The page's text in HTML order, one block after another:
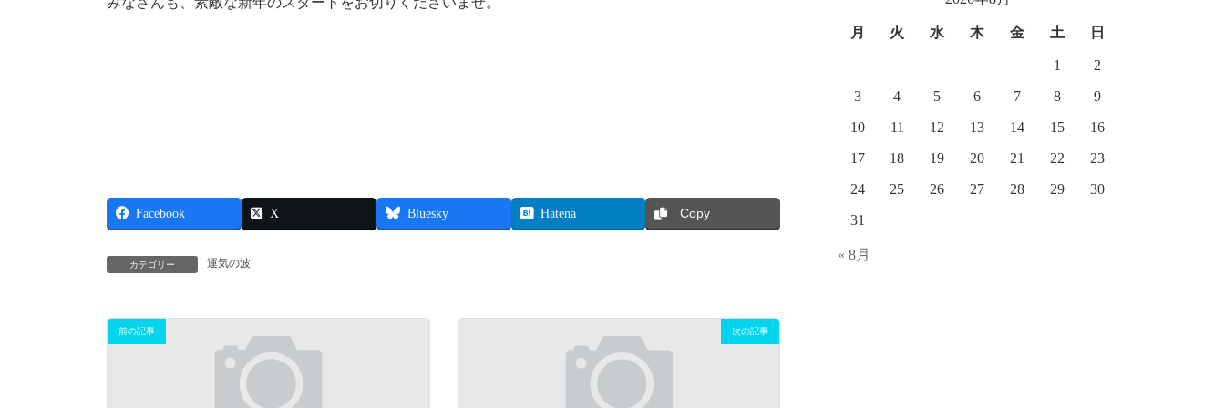
Facebook X Bluesky Hatena Copy
カテゴリー 運気の波
前の記事 次の記事
月 火 水 木 金 土 日
1
2
3
4 5 6 7 8
9
10
11 12 13 14 15
16
17
18 19 20 21 22
23
24
25 26 27 28 29
30
31
« 8月